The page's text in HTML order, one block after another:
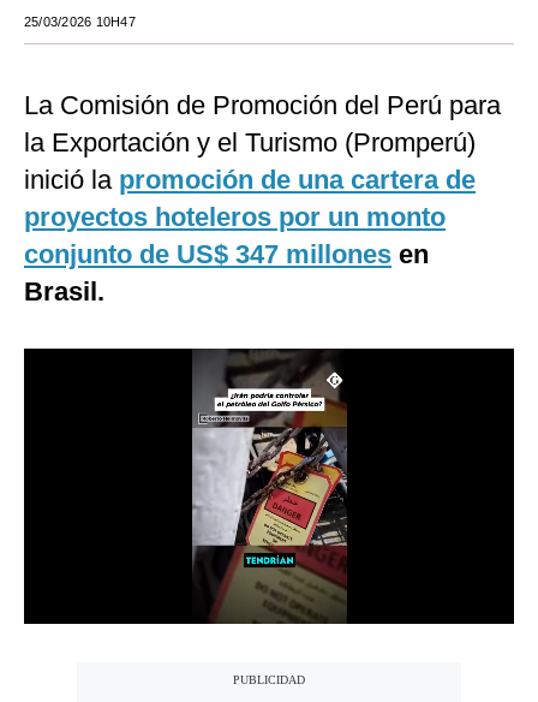
EEUU
Internacional
Tecnología
Club del Suscriptor
25/03/2026 10H47
La Comisión de Promoción del Perú para
la Exportación y el Turismo (Promperú)
inició la promoción de una cartera de
proyectos hoteleros por un monto
conjunto de US$ 347 millones en
Brasil.